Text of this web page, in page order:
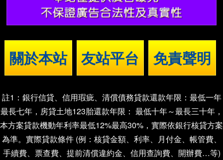
關於本站 友站平台 免責聲明
註1：銀行信貸、信用瑕疵、清償債務貸款還款年限：最低一年
最長七年，房貸土地123胎還款年限： 最低十年～最長三十年，
本方案貸款機動年利率最低12%最高30%，實際依銀行核貸方案
為準。實際貸款條件 (例：核貸金額、利率、月付金、帳管費、
手續費、票查費、提前清償違約金、信用查詢費、開辦費…等)